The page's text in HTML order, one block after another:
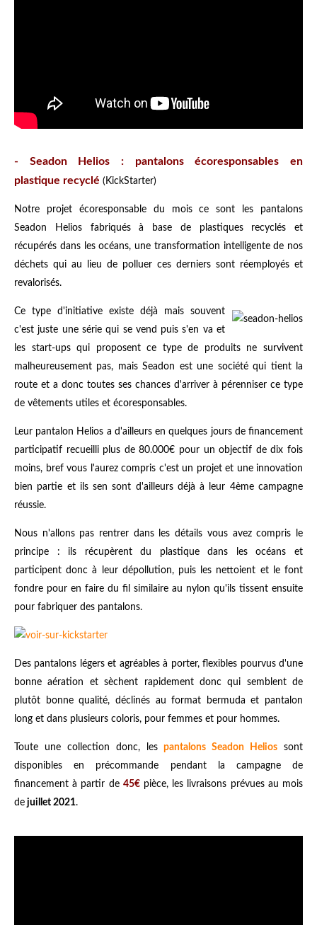
- Seadon Helios : pantalons écoresponsables en
plastique recyclé (KickStarter)
Notre projet écoresponsable du mois ce sont les pantalons
Seadon Helios fabriqués à base de plastiques recyclés et
récupérés dans les océans, une transformation intelligente de nos
déchets qui au lieu de polluer ces derniers sont réemployés et
revalorisés.
Ce type d'initiative existe déjà mais souvent
c'est juste une série qui se vend puis s'en va et
les start-ups qui proposent ce type de produits ne survivent
malheureusement pas, mais Seadon est une société qui tient la
route et a donc toutes ses chances d'arriver à pérenniser ce type
de vêtements utiles et écoresponsables.
Leur pantalon Helios a d'ailleurs en quelques jours de financement
participatif recueilli plus de 80.000€ pour un objectif de dix fois
moins, bref vous l'aurez compris c'est un projet et une innovation
bien partie et ils sen sont d'ailleurs déjà à leur 4ème campagne
réussie.
Nous n'allons pas rentrer dans les détails vous avez compris le
principe : ils récupèrent du plastique dans les océans et
participent donc à leur dépollution, puis les nettoient et le font
fondre pour en faire du fil similaire au nylon qu'ils tissent ensuite
pour fabriquer des pantalons.
Des pantalons légers et agréables à porter, flexibles pourvus d'une
bonne aération et sèchent rapidement donc qui semblent de
plutôt bonne qualité, déclinés au format bermuda et pantalon
long et dans plusieurs coloris, pour femmes et pour hommes.
Toute une collection donc, lespantalons Seadon Helios sont
disponibles en précommande pendant la campagne de
financement à partir de 45€pièce, les livraisons prévues au mois
de juillet 2021.